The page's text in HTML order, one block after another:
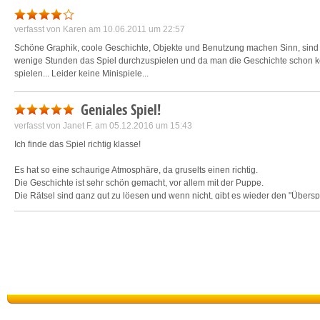
verfasst von Karen am 10.06.2011 um 22:57
Schöne Graphik, coole Geschichte, Objekte und Benutzung machen Sinn,
wenige Stunden das Spiel durchzuspielen und da man die Geschichte schon
spielen... Leider keine Minispiele...
Geniales Spiel!
verfasst von Janet F. am 05.12.2016 um 15:43
Ich finde das Spiel richtig klasse!
Es hat so eine schaurige Atmosphäre, da gruselts einen richtig.
Die Geschichte ist sehr schön gemacht, vor allem mit der Puppe.
Die Rätsel sind ganz gut zu löesen und wenn nicht, gibt es wieder den
wieder auf.